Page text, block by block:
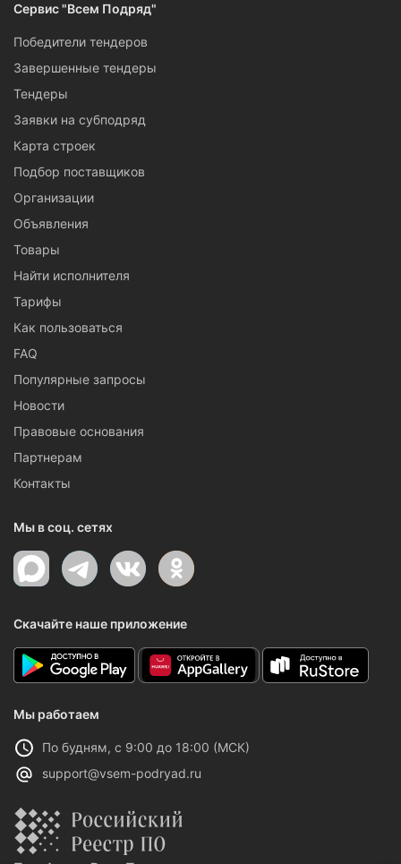
Сервис "Всем Подряд"
Победители тендеров
Завершенные тендеры
Тендеры
Заявки на субподряд
Карта строек
Подбор поставщиков
Организации
Объявления
Товары
Найти исполнителя
Тарифы
Как пользоваться
FAQ
Популярные запросы
Новости
Правовые основания
Партнерам
Контакты
Мы в соц. сетях
Скачайте наше приложение
Мы работаем
По будням, с 9:00 до 18:00 (МСК)
support@vsem-podryad.ru